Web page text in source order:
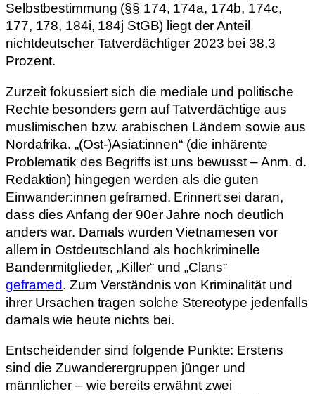
Selbstbestimmung (§§ 174, 174a, 174b, 174c,
177, 178, 184i, 184j StGB) liegt der Anteil
nichtdeutscher Tatverdächtiger 2023 bei 38,3
Prozent.
Zurzeit fokussiert sich die mediale und politische
Rechte besonders gern auf Tatverdächtige aus
muslimischen bzw. arabischen Ländern sowie aus
Nordafrika. „(Ost-)Asiat:innen“ (die inhärente
Problematik des Begriffs ist uns bewusst – Anm. d.
Redaktion) hingegen werden als die guten
Einwander:innen geframed. Erinnert sei daran,
dass dies Anfang der 90er Jahre noch deutlich
anders war. Damals wurden Vietnamesen vor
allem in Ostdeutschland als hochkriminelle
Bandenmitglieder, „Killer“ und „Clans“
geframed. Zum Verständnis von Kriminalität und
ihrer Ursachen tragen solche Stereotype jedenfalls
damals wie heute nichts bei.
Entscheidender sind folgende Punkte: Erstens
sind die Zuwanderergruppen jünger und
männlicher – wie bereits erwähnt zwei